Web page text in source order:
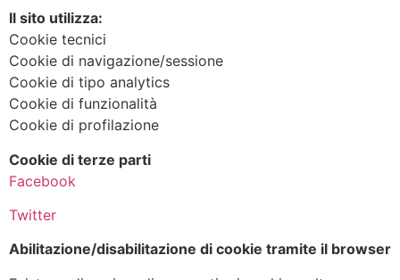
Il sito utilizza:
Cookie tecnici
Cookie di navigazione/sessione
Cookie di tipo analytics
Cookie di funzionalità
Cookie di profilazione
Cookie di terze parti
Facebook
Twitter
Abilitazione/disabilitazione di cookie tramite il browser